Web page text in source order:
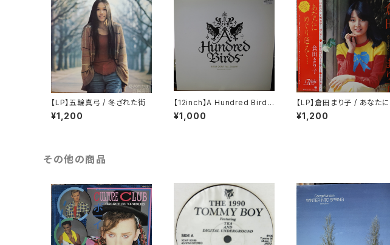
【LP】五輪真弓 / 冬ざれた街
¥1,200
【12inch】A Hundred Birds
Feat. Sugami / Amar Gor
a
¥1,000
【LP】倉田まり子 / あなたに
めぐり逢えて・・・・
¥1,200
その他の商品